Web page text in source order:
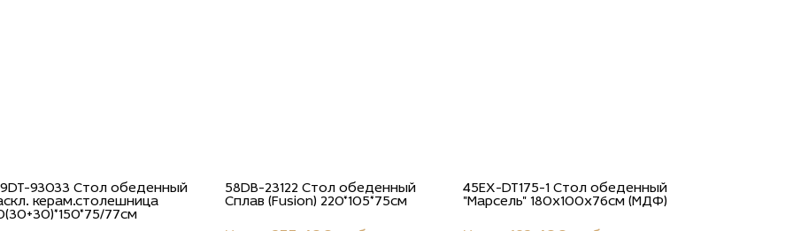
93033 Стол обеденный
керам.столешница
77см
58DB-23122 Стол обеденный
Сплав (Fusion) 220*105*75см
45EX-DT175-1 Стол обеденный
"Марсель" 180х100х76см (МДФ)